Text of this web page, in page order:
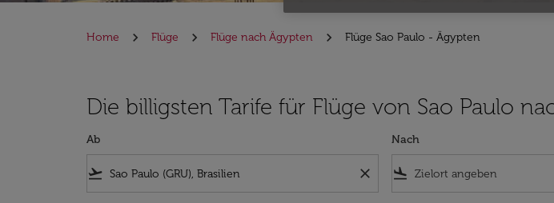
Home Flüge Flüge nach Ägypten Flüge Sao Paulo - Ägypten
Die billigsten Tarife für Flüge von Sao Paulo
Ab
flight_takeoff close
Nach
flight_land